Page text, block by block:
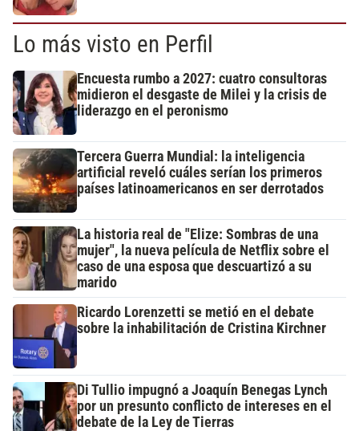
Lo más visto en Perfil
Encuesta rumbo a 2027: cuatro consultoras
midieron el desgaste de Milei y la crisis de
liderazgo en el peronismo
Tercera Guerra Mundial: la inteligencia
artificial reveló cuáles serían los primeros
países latinoamericanos en ser derrotados
La historia real de "Elize: Sombras de una
mujer", la nueva película de Netflix sobre el
caso de una esposa que descuartizó a su
marido
Ricardo Lorenzetti se metió en el debate
sobre la inhabilitación de Cristina Kirchner
Di Tullio impugnó a Joaquín Benegas Lynch
por un presunto conflicto de intereses en el
debate de la Ley de Tierras